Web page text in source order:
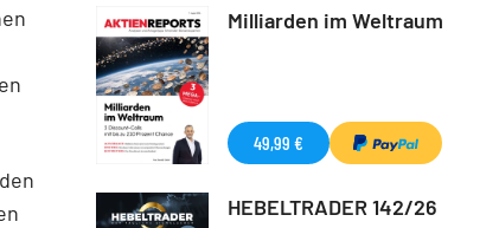
Milliarden im Weltraum
49,99 €
HEBELTRADER 142/26